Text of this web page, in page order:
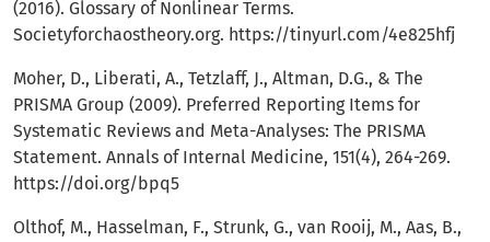
(2016). Glossary of Nonlinear Terms.
Societyforchaostheory.org. https://tinyurl.com/4e825hfj
Moher, D., Liberati, A., Tetzlaff, J., Altman, D.G., & The
PRISMA Group (2009). Preferred Reporting Items for
Systematic Reviews and Meta-Analyses: The PRISMA
Statement. Annals of Internal Medicine, 151(4), 264-269.
https://doi.org/bpq5
Olthof, M., Hasselman, F., Strunk, G., van Rooij, M., Aas, B.,